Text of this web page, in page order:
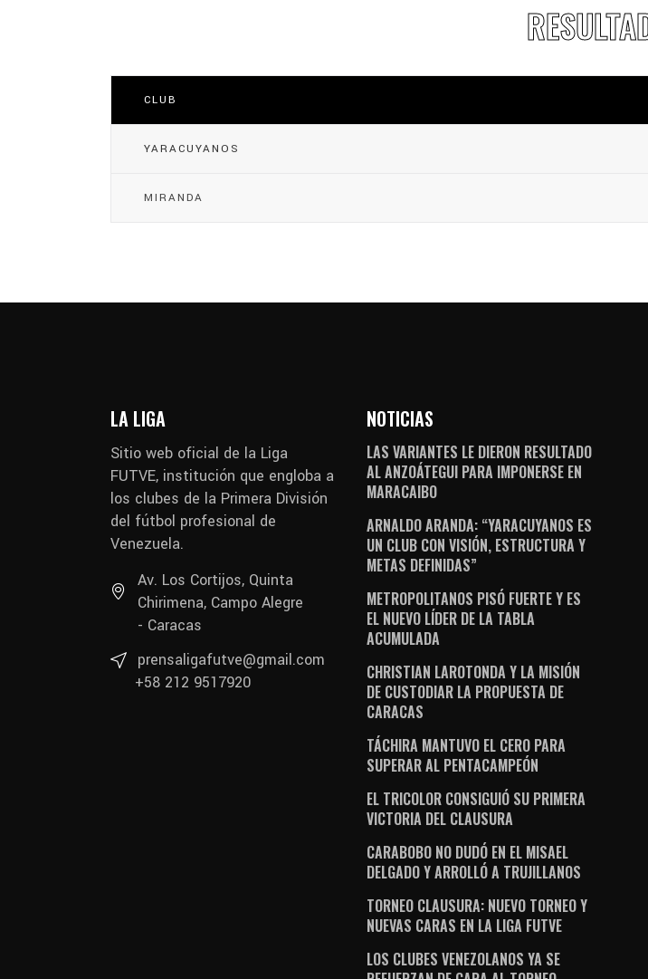
CLUB
YARACUYANOS
MIRANDA
LA LIGA
Sitio web oficial de la Liga
FUTVE, institución que engloba a
los clubes de la Primera División
del fútbol profesional de
Venezuela.
Av. Los Cortijos, Quinta
Chirimena, Campo Alegre
- Caracas
prensaligafutve@gmail.com
+58 212 9517920
NOTICIAS
LAS VARIANTES LE DIERON RESULTADO
AL ANZOÁTEGUI PARA IMPONERSE EN
MARACAIBO
ARNALDO ARANDA: “YARACUYANOS ES
UN CLUB CON VISIÓN, ESTRUCTURA Y
METAS DEFINIDAS”
METROPOLITANOS PISÓ FUERTE Y ES
EL NUEVO LÍDER DE LA TABLA
ACUMULADA
CHRISTIAN LAROTONDA Y LA MISIÓN
DE CUSTODIAR LA PROPUESTA DE
CARACAS
TÁCHIRA MANTUVO EL CERO PARA
SUPERAR AL PENTACAMPEÓN
EL TRICOLOR CONSIGUIÓ SU PRIMERA
VICTORIA DEL CLAUSURA
CARABOBO NO DUDÓ EN EL MISAEL
DELGADO Y ARROLLÓ A TRUJILLANOS
TORNEO CLAUSURA: NUEVO TORNEO Y
NUEVAS CARAS EN LA LIGA FUTVE
LOS CLUBES VENEZOLANOS YA SE